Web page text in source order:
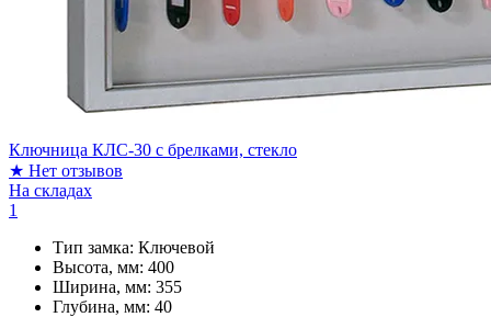
Ключница КЛС-30 с брелками, стекло
★ Нет отзывов
На складах
1
Тип замка: Ключевой
Высота, мм: 400
Ширина, мм: 355
Глубина, мм: 40